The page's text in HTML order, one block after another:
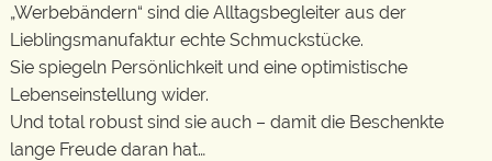
„Werbebändern“ sind die Alltagsbegleiter aus der
Lieblingsmanufaktur echte Schmuckstücke.
Sie spiegeln Persönlichkeit und eine optimistische
Lebenseinstellung wider.
Und total robust sind sie auch – damit die Beschenkte
lange Freude daran hat…